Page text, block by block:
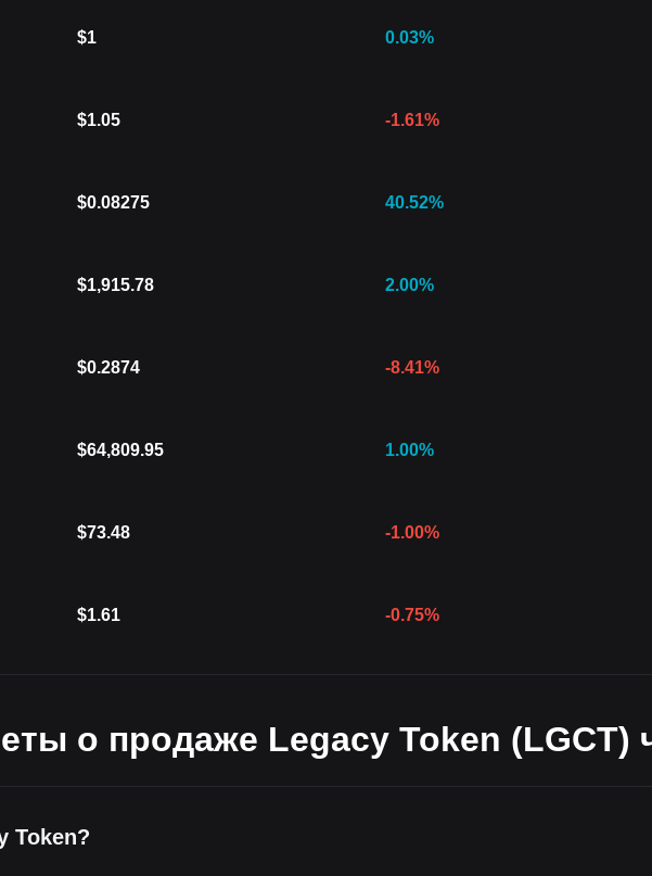
$1 0.03%
$1.05 -1.61%
$0.08275 40.52%
$1,915.78 2.00%
$0.2874 -8.41%
$64,809.95 1.00%
$73.48 -1.00%
$1.61 -0.75%
о продаже Legacy Token (LGCT)
Token?